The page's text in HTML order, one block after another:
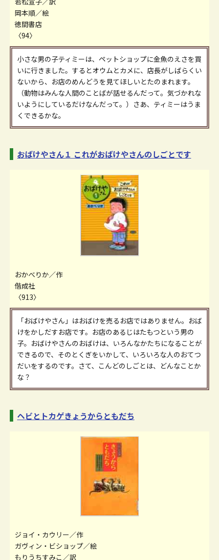
岡本順／絵
徳間書店
〈94〉
小さな男の子ティミーは、ペットショップに金魚のえさを買
いに行きました。するとオウムとカメに、店長がしばらくい
ないから、お店のめんどうを見てほしいとたのまれます。
（動物はみんな人間のことばが話せるんだって。気づかれな
いようにしているだけなんだって。）さあ、ティミーはうま
くできるかな。
おばけやさん１ これがおばけやさんのしごとです
おかべりか／作
偕成社
〈913〉
「おばけやさん」はおばけを売るお店ではありません。おば
けをかしだすお店です。お店のあるじはたもつという男の
子。おばけやさんのおばけは、いろんなかたちになることが
できるので、そのとくぎをいかして、いろいろな人のおてつ
だいをするのです。さて、こんどのしごとは、どんなことか
な？
ヘビとトカゲきょうからともだち
ジョイ・カウリー／作
ガヴィン・ビショップ／絵
もりうちすみこ／訳